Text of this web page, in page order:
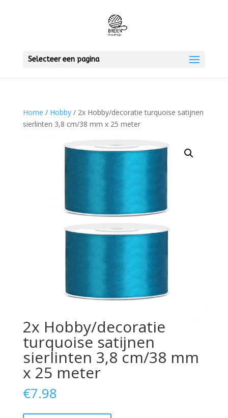
Selecteer een pagina
Home / Hobby/ 2x Hobby/decoratie turquoise satijnen
sierlinten 3,8 cm/38 mm x 25 meter
2x Hobby/decoratie
turquoise satijnen
sierlinten 3,8 cm/38 mm
x 25 meter
€7.98